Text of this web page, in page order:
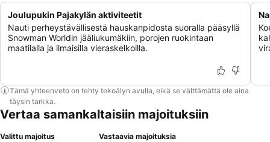
Joulupukin Pajakylän aktiviteetit
Nauti perheystävällisestä hauskanpidosta suoralla pääsyllä
Snowman Worldin jääliukumäkiin, porojen ruokintaan
maatilalla ja ilmaisilla vieraskelkoilla.
Tämä yhteenveto on tehty tekoälyn avulla, eikä se välttämättä ole aina
täysin tarkka.
Vertaa samankaltaisiin majoituksiin
Valittu majoitus Vastaavia majoituksia